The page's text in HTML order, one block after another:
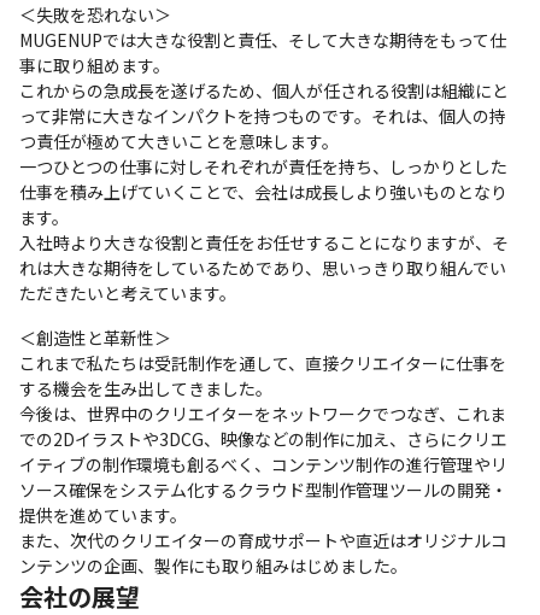
＜失敗を恐れない＞
MUGENUPでは大きな役割と責任、そして大きな期待をもって仕
事に取り組めます。
これからの急成長を遂げるため、個人が任される役割は組織にと
って非常に大きなインパクトを持つものです。それは、個人の持
つ責任が極めて大きいことを意味します。
一つひとつの仕事に対しそれぞれが責任を持ち、しっかりとした
仕事を積み上げていくことで、会社は成長しより強いものとなり
ます。
入社時より大きな役割と責任をお任せすることになりますが、そ
れは大きな期待をしているためであり、思いっきり取り組んでい
ただきたいと考えています。
＜創造性と革新性＞
これまで私たちは受託制作を通して、直接クリエイターに仕事を
する機会を生み出してきました。
今後は、世界中のクリエイターをネットワークでつなぎ、これま
での2Dイラストや3DCG、映像などの制作に加え、さらにクリエ
イティブの制作環境も創るべく、コンテンツ制作の進行管理やリ
ソース確保をシステム化するクラウド型制作管理ツールの開発・
提供を進めています。
また、次代のクリエイターの育成サポートや直近はオリジナルコ
ンテンツの企画、製作にも取り組みはじめました。
会社の展望